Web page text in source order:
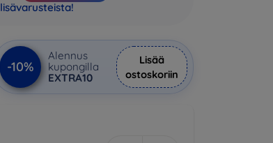
lisävarusteista!
-10%
Alennus
kupongilla
EXTRA10
Lisää
ostoskoriin